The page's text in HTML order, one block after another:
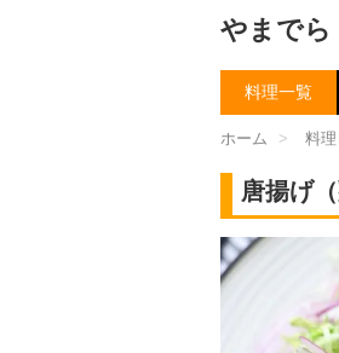
やまで
料理一覧
ホーム > 料
唐揚げ